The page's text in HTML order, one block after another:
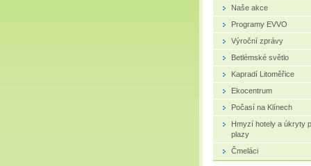
Naše akce
Programy EVVO
Výroční zprávy
Betlémské světlo
Kapradí Litoměřice
Ekocentrum
Počasí na Klínech
Hmyzí hotely a úkryty
plazy
Čmeláci